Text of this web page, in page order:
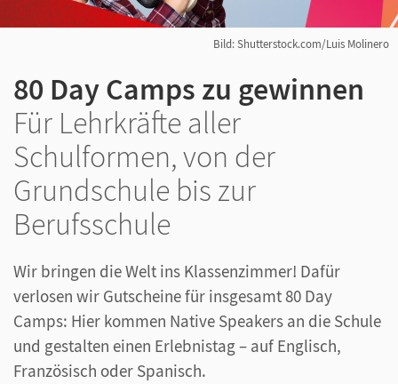
Bild: Shutterstock.com/Luis Molinero
80 Day Camps zu gewinnen
Für Lehrkräfte aller
Schulformen, von der
Grundschule bis zur
Berufsschule
Wir bringen die Welt ins Klassenzimmer! Dafür
verlosen wir Gutscheine für insgesamt 80 Day
Camps: Hier kommen Native Speakers an die Schule
und gestalten einen Erlebnistag – auf Englisch,
Französisch oder Spanisch.